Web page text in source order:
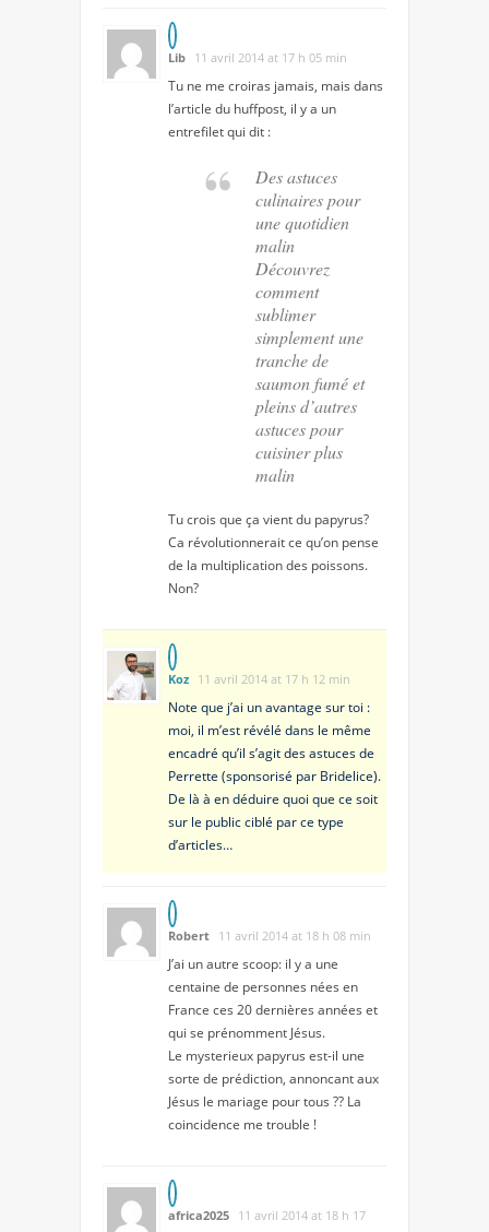
Lib 11 avril 2014 at 17 h 05 min
Tu ne me croiras jamais, mais dans
l’article du huffpost, il y a un
entrefilet qui dit :
Des astuces
culinaires pour
une quotidien
malin
Découvrez
comment
sublimer
simplement une
tranche de
saumon fumé et
pleins d’autres
astuces pour
cuisiner plus
malin
Tu crois que ça vient du papyrus?
Ca révolutionnerait ce qu’on pense
de la multiplication des poissons.
Non?
Koz 11 avril 2014 at 17 h 12 min
Note que j’ai un avantage sur toi :
moi, il m’est révélé dans le même
encadré qu’il s’agit des astuces de
Perrette (sponsorisé par Bridelice).
De là à en déduire quoi que ce soit
sur le public ciblé par ce type
d’articles…
Robert 11 avril 2014 at 18 h 08 min
J’ai un autre scoop: il y a une
centaine de personnes nées en
France ces 20 dernières années et
qui se prénomment Jésus.
Le mysterieux papyrus est-il une
sorte de prédiction, annoncant aux
Jésus le mariage pour tous ?? La
coincidence me trouble !
africa2025 11 avril 2014 at 18 h 17